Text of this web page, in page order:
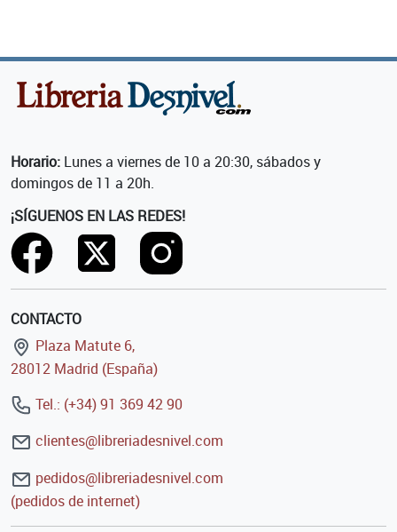
Horario: Lunes a viernes de 10 a 20:30, sábados y
domingos de 11 a 20h.
¡SÍGUENOS EN LAS REDES!
CONTACTO
Plaza Matute 6,
28012 Madrid (España)
Tel.: (+34) 91 369 42 90
clientes@libreriadesnivel.com
pedidos@libreriadesnivel.com
(pedidos de internet)